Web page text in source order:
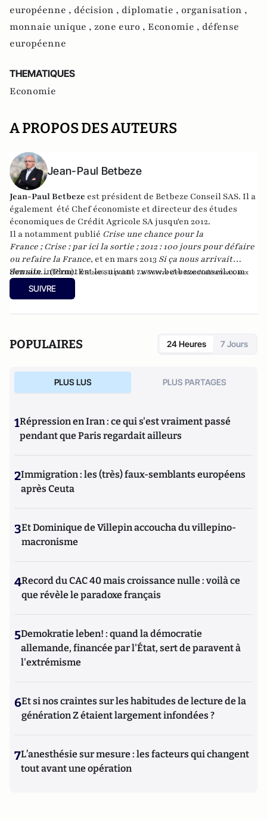
européenne , décision , diplomatie , organisation ,
monnaie unique , zone euro , Economie , défense
européenne
THEMATIQUES
Economie
A PROPOS DES AUTEURS
Jean-Paul Betbeze
Jean-Paul Betbeze est président de Betbeze Conseil SAS. Il a
également été Chef économiste et directeur des études
économiques de Crédit Agricole SA jusqu'en 2012.
Il a notamment publié Crise une chance pour la
France ; Crise : par ici la sortie ; 2012 : 100 jours pour défaire
ou refaire la France, et en mars 2013 Si ça nous arrivait
demain...(Plon). En2016, il publie La Guerre des Mondialisations, aux
éditions Economica
et en 2017 "La France, ce malade imaginaire"
chez le même éditeur.
Son site internet est le suivant :www.betbezeconseil.com
SUIVRE
POPULAIRES 24 Heures 7 Jours
PLUS LUS PLUS PARTAGES
1Répression en Iran : ce qui s'est vraiment passé
pendant que Paris regardait ailleurs
2Immigration : les (très) faux-semblants européens
après Ceuta
3Et Dominique de Villepin accoucha du villepino-
macronisme
4Record du CAC 40 mais croissance nulle : voilà ce
que révèle le paradoxe français
5Demokratie leben! : quand la démocratie
allemande, financée par l'État, sert de paravent à
l'extrémisme
6Et si nos craintes sur les habitudes de lecture de la
génération Z étaient largement infondées ?
7L’anesthésie sur mesure : les facteurs qui changent
tout avant une opération